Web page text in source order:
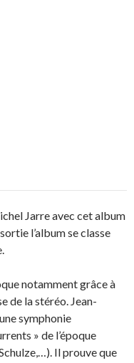
Jarre avec cet album
l’album se classe
notamment grâce à
de la stéréo. Jean-
une symphonie
» de l’époque
Il prouve que